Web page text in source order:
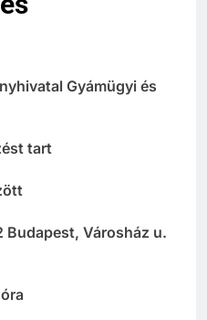
Gyámügyi és
tart
Budapest, Városház u.